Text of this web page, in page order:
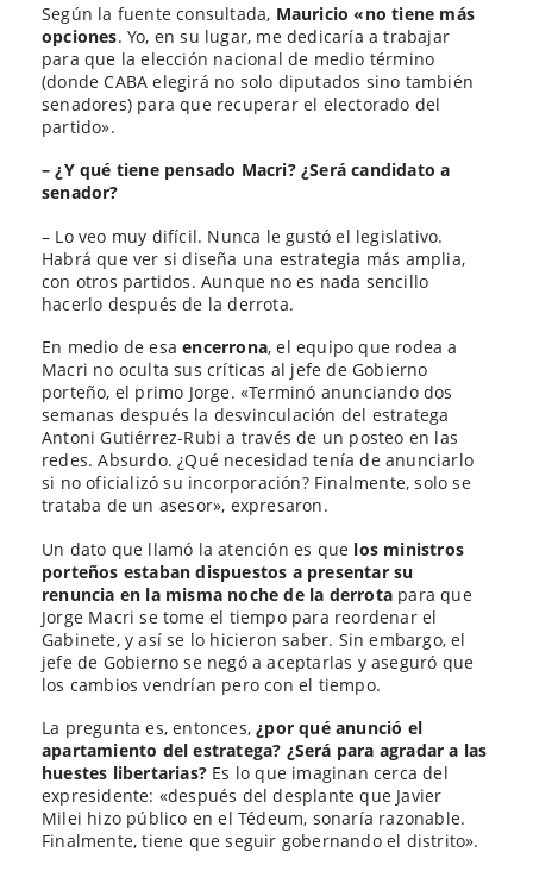
Según la fuente consultada, Mauricio «no tiene más
opciones. Yo, en su lugar, me dedicaría a trabajar
para que la elección nacional de medio término
(donde CABA elegirá no solo diputados sino también
senadores) para que recuperar el electorado del
partido».
– ¿Y qué tiene pensado Macri? ¿Será candidato a
senador?
– Lo veo muy difícil. Nunca le gustó el legislativo.
Habrá que ver si diseña una estrategia más amplia,
con otros partidos. Aunque no es nada sencillo
hacerlo después de la derrota.
En medio de esa encerrona, el equipo que rodea a
Macri no oculta sus críticas al jefe de Gobierno
porteño, el primo Jorge. «Terminó anunciando dos
semanas después la desvinculación del estratega
Antoni Gutiérrez-Rubi a través de un posteo en las
redes. Absurdo. ¿Qué necesidad tenía de anunciarlo
si no oficializó su incorporación? Finalmente, solo se
trataba de un asesor», expresaron.
Un dato que llamó la atención es que los ministros
porteños estaban dispuestos a presentar su
renuncia en la misma noche de la derrota para que
Jorge Macri se tome el tiempo para reordenar el
Gabinete, y así se lo hicieron saber. Sin embargo, el
jefe de Gobierno se negó a aceptarlas y aseguró que
los cambios vendrían pero con el tiempo.
La pregunta es, entonces, ¿por qué anunció el
apartamiento del estratega? ¿Será para agradar a las
huestes libertarias? Es lo que imaginan cerca del
expresidente: «después del desplante que Javier
Milei hizo público en el Tédeum, sonaría razonable.
Finalmente, tiene que seguir gobernando el distrito».